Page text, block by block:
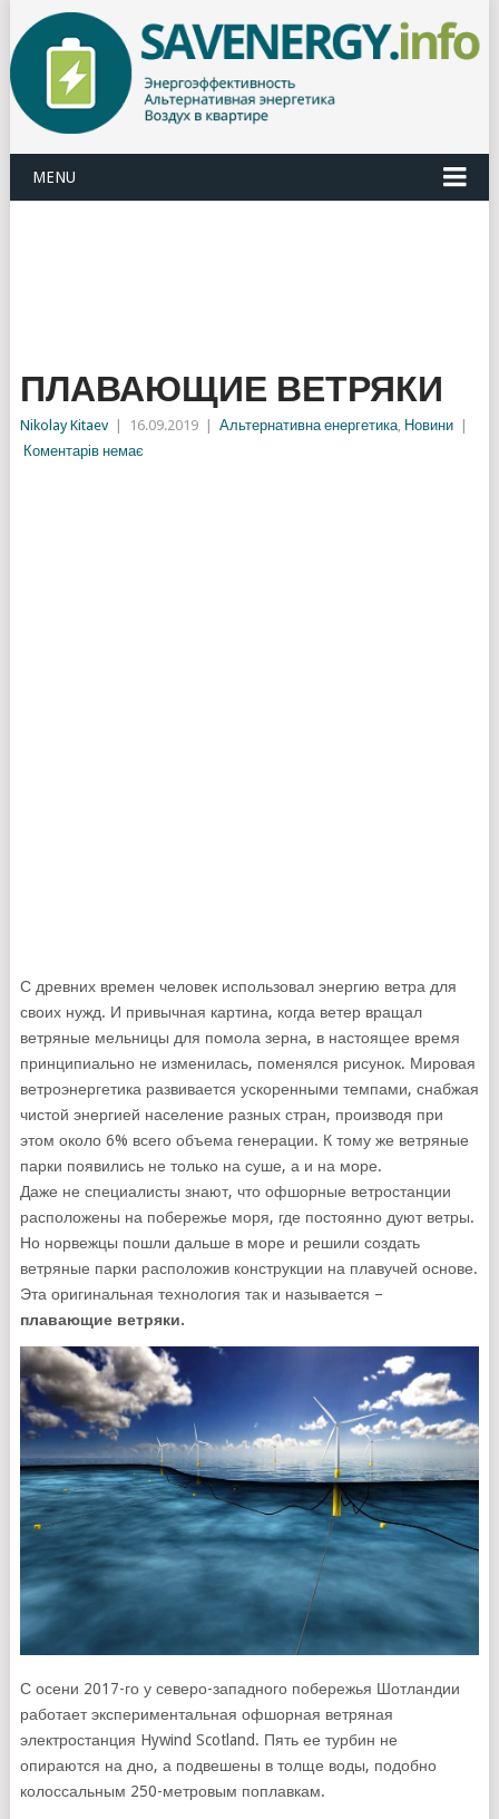
MENU
ПЛАВАЮЩИЕ ВЕТРЯКИ
Nikolay Kitaev 16.09.2019 Альтернативна енергетика, Новини
Коментарів немає
С древних времен человек использовал энергию ветра для
своих нужд. И привычная картина, когда ветер вращал
ветряные мельницы для помола зерна, в настоящее время
принципиально не изменилась, поменялся рисунок. Мировая
ветроэнергетика развивается ускоренными темпами, снабжая
чистой энергией население разных стран, производя при
этом около 6% всего объема генерации. К тому же ветряные
парки появились не только на суше, а и на море.
Даже не специалисты знают, что офшорные ветростанции
расположены на побережье моря, где постоянно дуют ветры.
Но норвежцы пошли дальше в море и решили создать
ветряные парки расположив конструкции на плавучей основе.
Эта оригинальная технология так и называется –
плавающие ветряки.
С осени 2017-го у северо-западного побережья Шотландии
работает экспериментальная офшорная ветряная
электростанция Hywind Scotland. Пять ее турбин не
опираются на дно, а подвешены в толще воды, подобно
колоссальным 250-метровым поплавкам.